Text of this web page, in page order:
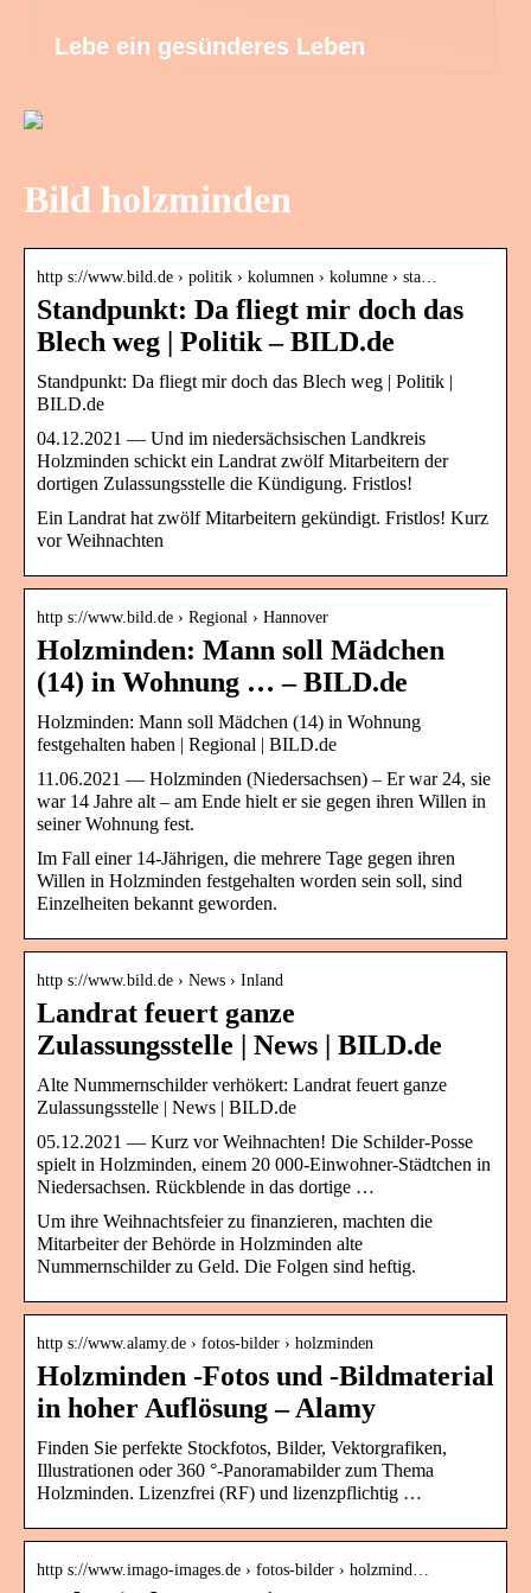
Lebe ein gesünderes Leben
Bild holzminden
http s://www.bild.de › politik › kolumnen › kolumne › sta…
Standpunkt: Da fliegt mir doch das
Blech weg | Politik – BILD.de
Standpunkt: Da fliegt mir doch das Blech weg | Politik |
BILD.de
04.12.2021 — Und im niedersächsischen Landkreis
Holzminden schickt ein Landrat zwölf Mitarbeitern der
dortigen Zulassungsstelle die Kündigung. Fristlos!
Ein Landrat hat zwölf Mitarbeitern gekündigt. Fristlos! Kurz
vor Weihnachten
http s://www.bild.de › Regional › Hannover
Holzminden: Mann soll Mädchen
(14) in Wohnung … – BILD.de
Holzminden: Mann soll Mädchen (14) in Wohnung
festgehalten haben | Regional | BILD.de
11.06.2021 — Holzminden (Niedersachsen) – Er war 24, sie
war 14 Jahre alt – am Ende hielt er sie gegen ihren Willen in
seiner Wohnung fest.
Im Fall einer 14-Jährigen, die mehrere Tage gegen ihren
Willen in Holzminden festgehalten worden sein soll, sind
Einzelheiten bekannt geworden.
http s://www.bild.de › News › Inland
Landrat feuert ganze
Zulassungsstelle | News | BILD.de
Alte Nummernschilder verhökert: Landrat feuert ganze
Zulassungsstelle | News | BILD.de
05.12.2021 — Kurz vor Weihnachten! Die Schilder-Posse
spielt in Holzminden, einem 20 000-Einwohner-Städtchen in
Niedersachsen. Rückblende in das dortige …
Um ihre Weihnachtsfeier zu finanzieren, machten die
Mitarbeiter der Behörde in Holzminden alte
Nummernschilder zu Geld. Die Folgen sind heftig.
http s://www.alamy.de › fotos-bilder › holzminden
Holzminden -Fotos und -Bildmaterial
in hoher Auflösung – Alamy
Finden Sie perfekte Stockfotos, Bilder, Vektorgrafiken,
Illustrationen oder 360 °-Panoramabilder zum Thema
Holzminden. Lizenzfrei (RF) und lizenzpflichtig …
http s://www.imago-images.de › fotos-bilder › holzmind…